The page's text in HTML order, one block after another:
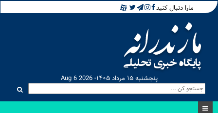
مارا دنبال کنید
پنجشنبه ۱۵ مرداد ۱۴۰۵- Aug 6 2026